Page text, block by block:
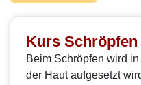
Kurs Schröpfen
Beim Schröpfen wird
der Haut aufgesetzt